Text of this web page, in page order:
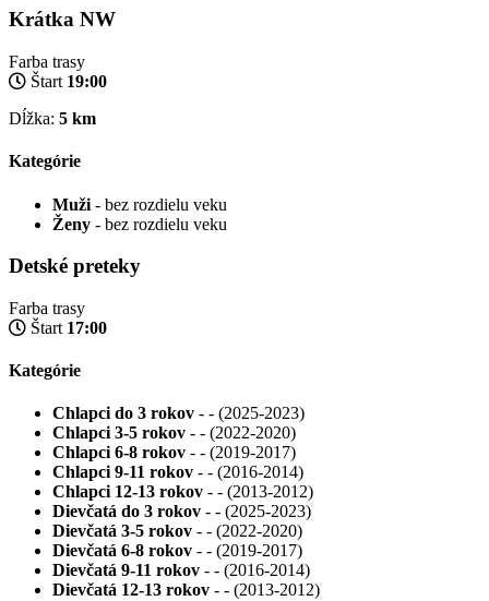
Krátka NW
Farba trasy
Štart 19:00
Dĺžka: 5 km
Kategórie
Muži - bez rozdielu veku
Ženy - bez rozdielu veku
Detské preteky
Farba trasy
Štart 17:00
Kategórie
Chlapci do 3 rokov - - (2025-2023)
Chlapci 3-5 rokov - - (2022-2020)
Chlapci 6-8 rokov - - (2019-2017)
Chlapci 9-11 rokov - - (2016-2014)
Chlapci 12-13 rokov - - (2013-2012)
Dievčatá do 3 rokov - - (2025-2023)
Dievčatá 3-5 rokov - - (2022-2020)
Dievčatá 6-8 rokov - - (2019-2017)
Dievčatá 9-11 rokov - - (2016-2014)
Dievčatá 12-13 rokov - - (2013-2012)